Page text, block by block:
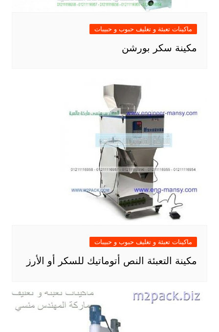
ماكينات تعبئة و تغليف حبوب و حبيبات
مكينة سكر بورشن
ماكينات تعبئة و تغليف حبوب و حبيبات
مكينة التعبئة النص أتوماتيك للسكر أو الأرز